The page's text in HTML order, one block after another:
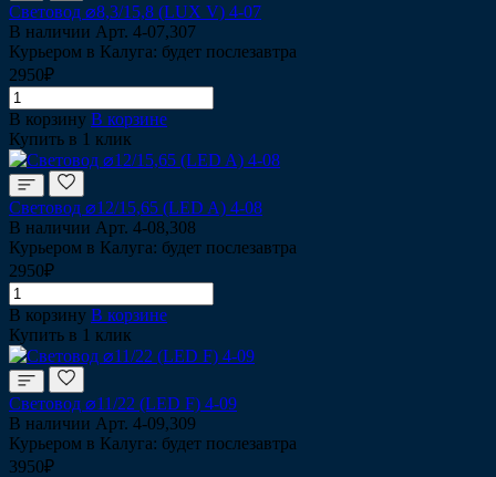
Световод ⌀8,3/15,8 (LUX V) 4-07
В наличии Арт. 4-07,307
Курьером в Калуга: будет послезавтра
2950₽
В корзину В корзине
Купить в 1 клик
Световод ⌀12/15,65 (LED A) 4-08
В наличии Арт. 4-08,308
Курьером в Калуга: будет послезавтра
2950₽
В корзину В корзине
Купить в 1 клик
Световод ⌀11/22 (LED F) 4-09
В наличии Арт. 4-09,309
Курьером в Калуга: будет послезавтра
3950₽